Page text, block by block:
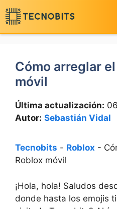
Saltar
al
contenido
Cómo arreglar
móvil
Última actualización:
Autor: Sebastián Vidal
Tecnobits - Roblox -
Roblox móvil
¡Hola, hola!⁢ Saludos
donde hasta los ‌emojis​